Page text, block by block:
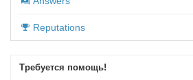
Reputations
Требуется помощь!